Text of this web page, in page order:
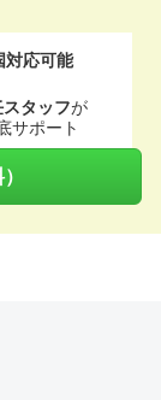
対応可能
タッフが
サポート